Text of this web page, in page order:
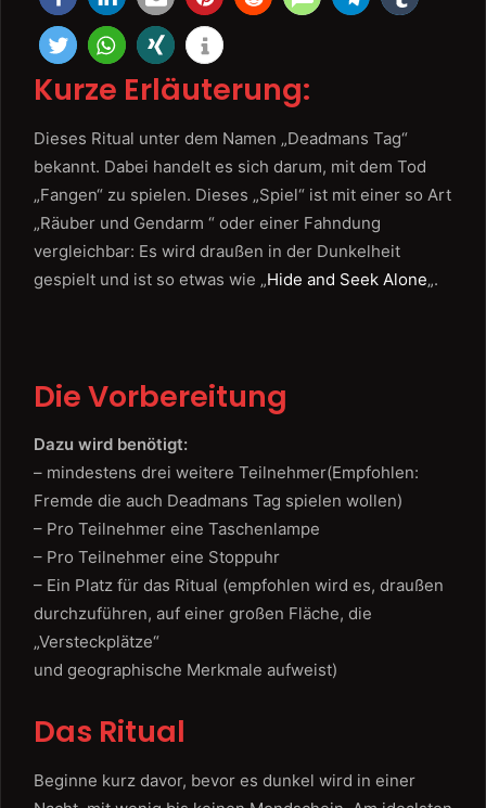
Kurze Erläuterung:
Dieses Ritual unter dem Namen „Deadmans Tag“
bekannt. Dabei handelt es sich darum, mit dem Tod
„Fangen“ zu spielen. Dieses „Spiel“ ist mit einer so Art
„Räuber und Gendarm “ oder einer Fahndung
vergleichbar: Es wird draußen in der Dunkelheit
gespielt und ist so etwas wie „Hide and Seek Alone„.
Die Vorbereitung
Dazu wird benötigt:
– mindestens drei weitere Teilnehmer(Empfohlen:
Fremde die auch Deadmans Tag spielen wollen)
– Pro Teilnehmer eine Taschenlampe
– Pro Teilnehmer eine Stoppuhr
– Ein Platz für das Ritual (empfohlen wird es, draußen
durchzuführen, auf einer großen Fläche, die
„Versteckplätze“
und geographische Merkmale aufweist)
Das Ritual
Beginne kurz davor, bevor es dunkel wird in einer